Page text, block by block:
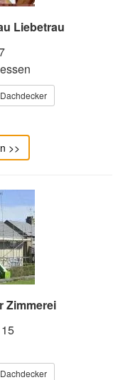
Liebetrau
>>
Zimmerei